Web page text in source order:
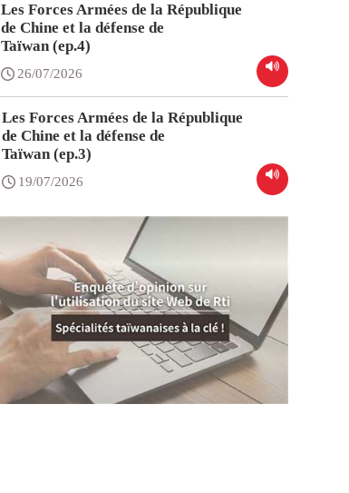
Les Forces Armées de la République
de Chine et la défense de
Taïwan (ep.4)
26/07/2026
Les Forces Armées de la République
de Chine et la défense de
Taïwan (ep.3)
19/07/2026